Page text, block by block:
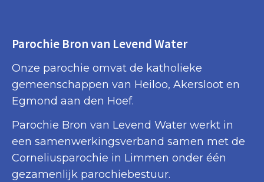
Parochie Bron van Levend Water
Onze parochie omvat de katholieke
gemeenschappen van Heiloo, Akersloot en
Egmond aan den Hoef.
Parochie Bron van Levend Water werkt in
een samenwerkingsverband samen met de
Corneliusparochie in Limmen onder één
gezamenlijk parochiebestuur.